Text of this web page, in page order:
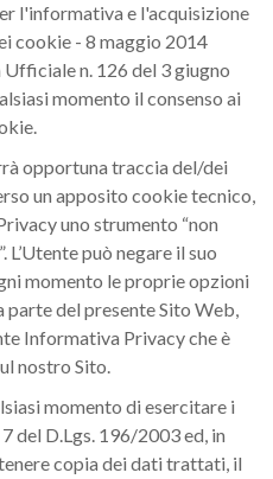
l'informativa e l'acquisizione
cookie - 8 maggio 2014
n. 126 del 3 giugno
momento il consenso ai
opportuna traccia del/dei
un apposito cookie tecnico,
uno strumento “non
può negare il suo
momento le proprie opzioni
parte del presente Sito Web,
Informativa Privacy che è
nostro Sito.
momento di esercitare i
del D.Lgs. 196/2003 ed, in
copia dei dati trattati, il